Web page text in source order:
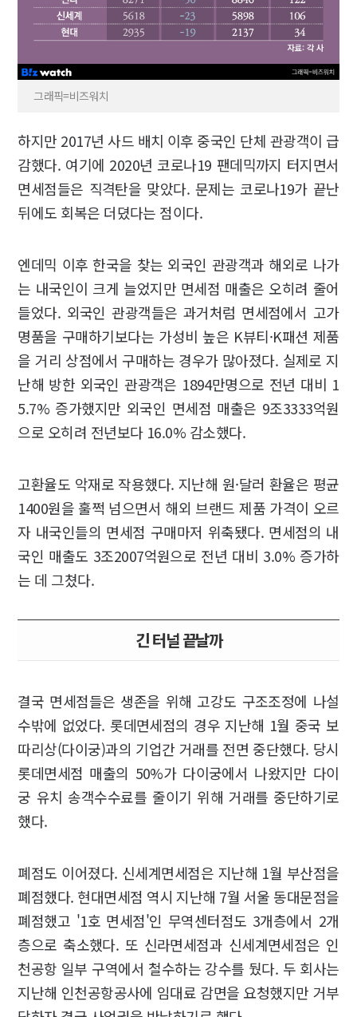
그래픽=비즈워치
하지만 2017년 사드 배치 이후 중국인 단체 관광객이 급
감했다. 여기에 2020년 코로나19 팬데믹까지 터지면서
면세점들은 직격탄을 맞았다. 문제는 코로나19가 끝난
뒤에도 회복은 더뎠다는 점이다.
엔데믹 이후 한국을 찾는 외국인 관광객과 해외로 나가
는 내국인이 크게 늘었지만 면세점 매출은 오히려 줄어
들었다. 외국인 관광객들은 과거처럼 면세점에서 고가
명품을 구매하기보다는 가성비 높은 K뷰티·K패션 제품
을 거리 상점에서 구매하는 경우가 많아졌다. 실제로 지
난해 방한 외국인 관광객은 1894만명으로 전년 대비 1
5.7% 증가했지만 외국인 면세점 매출은 9조3333억원
으로 오히려 전년보다 16.0% 감소했다.
고환율도 악재로 작용했다. 지난해 원·달러 환율은 평균
1400원을 훌쩍 넘으면서 해외 브랜드 제품 가격이 오르
자 내국인들의 면세점 구매마저 위축됐다. 면세점의 내
국인 매출도 3조2007억원으로 전년 대비 3.0% 증가하
는 데 그쳤다.
긴 터널 끝날까
결국 면세점들은 생존을 위해 고강도 구조조정에 나설
수밖에 없었다. 롯데면세점의 경우 지난해 1월 중국 보
따리상(다이궁)과의 기업간 거래를 전면 중단했다. 당시
롯데면세점 매출의 50%가 다이궁에서 나왔지만 다이
궁 유치 송객수수료를 줄이기 위해 거래를 중단하기로
했다.
폐점도 이어졌다. 신세계면세점은 지난해 1월 부산점을
폐점했다. 현대면세점 역시 지난해 7월 서울 동대문점을
폐점했고 '1호 면세점'인 무역센터점도 3개층에서 2개
층으로 축소했다. 또 신라면세점과 신세계면세점은 인
천공항 일부 구역에서 철수하는 강수를 뒀다. 두 회사는
지난해 인천공항공사에 임대료 감면을 요청했지만 거부